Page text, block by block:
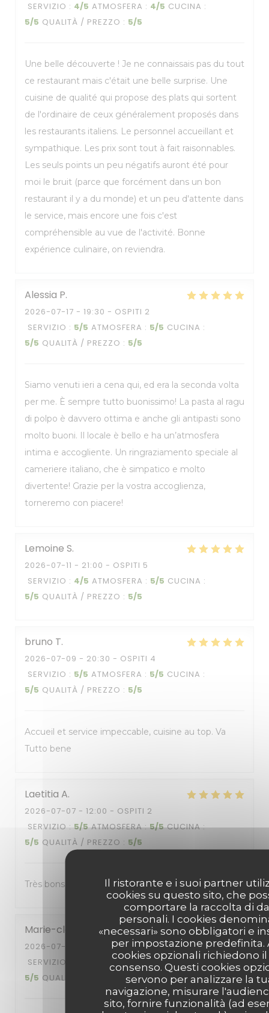
Il ristorante e i suoi partner
cookies su questo sito, che
comportare la raccolta di
personali. I cookies
«necessari» sono obbligatori e
per impostazione predefinita.
cookies opzionali richiedono
consenso. Questi cookies
servono per analizzare la
navigazione, misurare
sito, fornire funzionalità (ad
SERVIZIO : 4/5 ATMOSFERA : 4/5 CUCINA :
5/5 QUALITÀ / PREZZO : 5/5
Une belle découverte ! Je ne connaissais pas du tout
ce restaurant mais c'était une belle surprise. Une
cuisine de qualité qui propose des plats qui sortent
de l'ordinaire de ceux généralement proposés dans
les restaurants italiens. Le personnel accueillant et
sympathique. Les prix sont tout à fait raisonnables.
Les seuls points un peu négatifs auront été pour
moi le bruit (parce que forcément dans un bon
restaurant il y a du monde) et un peu d'attente dans
le service, mais encore une fois c'est
compréhensible au vue de l'activité. Bonne
expérience culinaire, on reviendra.
Alessia P
2026-07-17 - 19:30 - OSPITI 2
SERVIZIO : 5/5 ATMOSFERA : 5/5 CUCINA :
5/5 QUALITÀ / PREZZO : 5/5
Siamo venuti ieri a cena qui, ed era la seconda volta
per me. È sempre tutto buonissimo! La pasta al ragu
di polpo è davvero ottima e anche gli antipasti sono
molto buoni. Il locale è bello e ha un’atmosfera
intima e accogliente. Un ringraziamento speciale al
cameriere italiano, che è simpatico e molto
divertente! Grazie per la vostra accoglienza,
torneremo con piacere!
Lemoine S
2026-07-11 - 21:00 - OSPITI 5
SERVIZIO : 4/5 ATMOSFERA : 5/5 CUCINA :
5/5 QUALITÀ / PREZZO : 5/5
bruno T
2026-07-09 - 20:30 - OSPITI 4
SERVIZIO : 5/5 ATMOSFERA : 5/5 CUCINA :
5/5 QUALITÀ / PREZZO : 5/5
Accueil et service impeccable, cuisine au top. Va
Tutto bene
Laetitia A
2026-07-07 - 12:00 - OSPITI 2
SERVIZIO : 5/5 ATMOSFERA: 5/5 CUCINA:
5/5 QUALITÀ / PREZZO : 5/5
Très bons plats
Marie-claire
2026-07-08
- 12:00 - OSPITI 2
SERVIZIO
ATMOSFERA: 4/5 CUCINA :
5/5 QUALITÀ / PREZZO 5/5